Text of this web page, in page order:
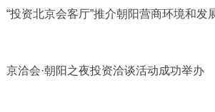
“投资北京会客厅”推介朝阳营商环境和发
京洽会·朝阳之夜投资洽谈活动成功举办